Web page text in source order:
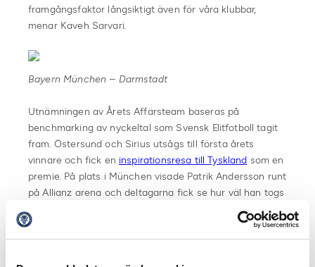
framgångsfaktor långsiktigt även för våra klubbar,
menar Kaveh Sarvari.
Bayern München – Darmstadt
Utnämningen av Årets Affärsteam baseras på
benchmarking av nyckeltal som Svensk Elitfotboll tagit
fram. Östersund och Sirius utsågs till första årets
vinnare och fick en inspirationsresa till Tyskland som en
premie. På plats i München visade Patrik Andersson runt
på Allianz arena och deltagarna fick se hur väl han togs
emot av sin gamla klubb och hur ihågkommen han är i
Bayern.